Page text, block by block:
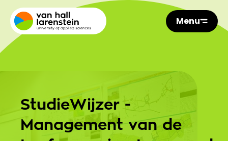
Menu
StudieWijzer -
Management van de